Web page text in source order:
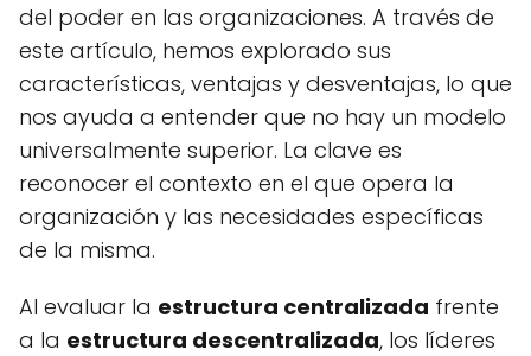
del poder en las organizaciones. A través de
este artículo, hemos explorado sus
características, ventajas y desventajas, lo que
nos ayuda a entender que no hay un modelo
universalmente superior. La clave es
reconocer el contexto en el que opera la
organización y las necesidades específicas
de la misma.
Al evaluar la estructura centralizada frente
a la estructura descentralizada, los líderes